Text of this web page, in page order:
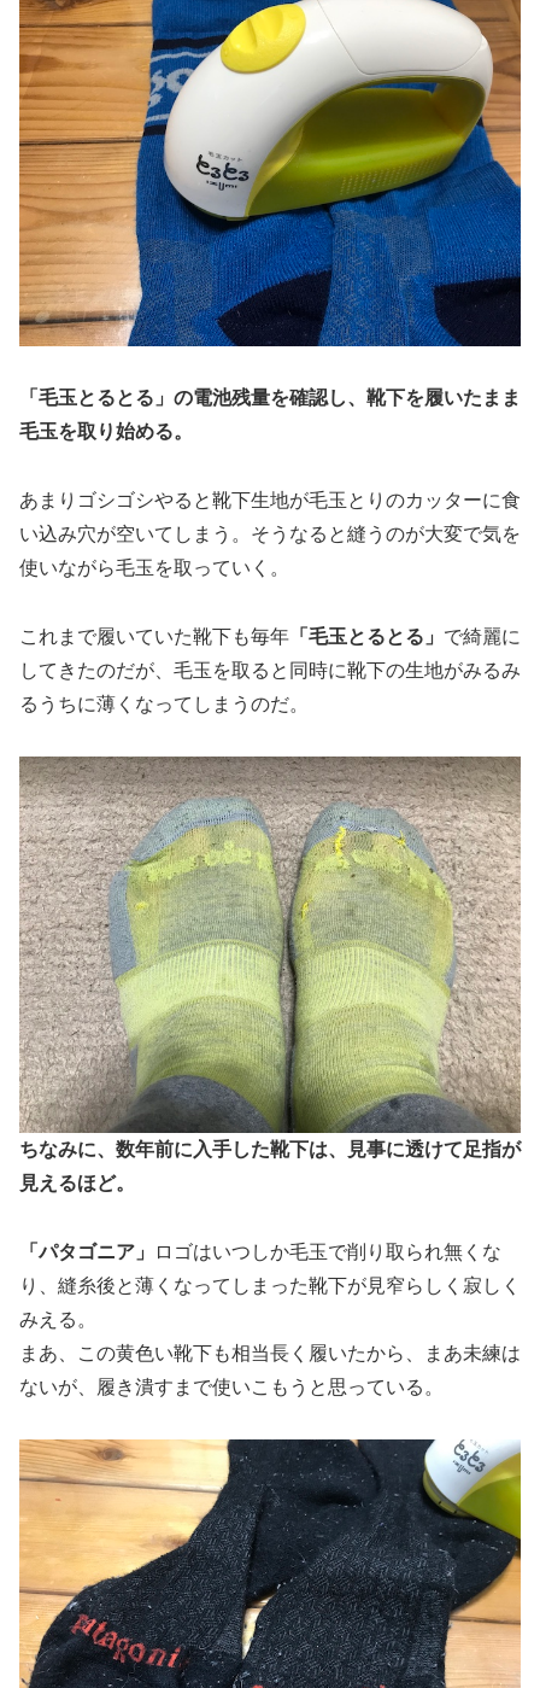
「毛玉とるとる」の電池残量を確認し、靴下を履いたまま
毛玉を取り始める。
あまりゴシゴシやると靴下生地が毛玉とりのカッターに食
い込み穴が空いてしまう。そうなると縫うのが大変で気を
使いながら毛玉を取っていく。
これまで履いていた靴下も毎年 「毛玉とるとる」 で綺麗に
してきたのだが、毛玉を取ると同時に靴下の生地がみるみ
るうちに薄くなってしまうのだ。
ちなみに、数年前に入手した靴下は、見事に透けて足指が
見えるほど。
「パタゴニア」
ロゴはいつしか毛玉で削り取られ無くな
り、縫糸後と薄くなってしまった靴下が見窄らしく寂しく
みえる。
まあ、この黄色い靴下も相当長く履いたから、まあ未練は
ないが、履き潰すまで使いこもうと思っている。